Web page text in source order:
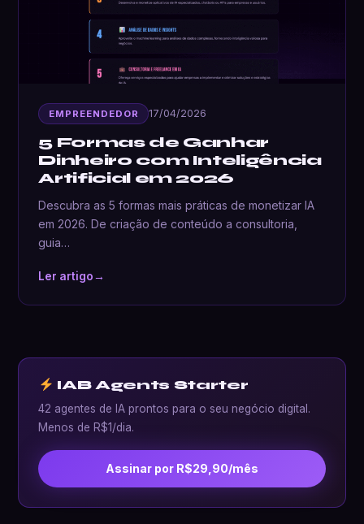
EMPREENDEDOR 17/04/2026
5 Formas de Ganhar
Dinheiro com Inteligência
Artificial em 2026
Descubra as 5 formas mais práticas de monetizar IA
em 2026. De criação de conteúdo a consultoria,
guia…
Ler artigo→
IAB Agents Starter
42 agentes de IA prontos para o seu negócio digital.
Menos de R$1/dia.
Assinar por R$29,90/mês